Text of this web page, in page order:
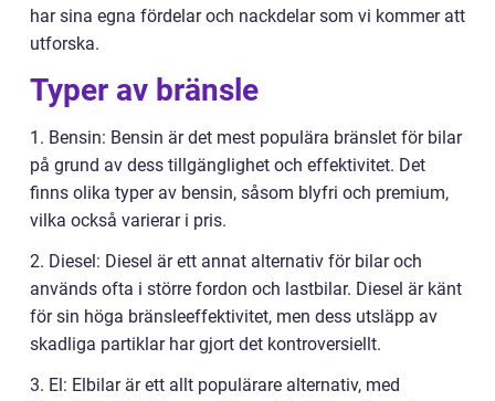
har sina egna fördelar och nackdelar som vi kommer att
utforska.
Typer av bränsle
1. Bensin: Bensin är det mest populära bränslet för bilar
på grund av dess tillgänglighet och effektivitet. Det
finns olika typer av bensin, såsom blyfri och premium,
vilka också varierar i pris.
2. Diesel: Diesel är ett annat alternativ för bilar och
används ofta i större fordon och lastbilar. Diesel är känt
för sin höga bränsleeffektivitet, men dess utsläpp av
skadliga partiklar har gjort det kontroversiellt.
3. El: Elbilar är ett allt populärare alternativ, med